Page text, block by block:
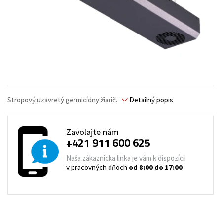
Stropový uzavretý germicídny žiarič. Detailný popis
Zavolajte nám
+421 911 600 625
Naša zákaznícka linka je vám k dispozícii
v pracovných dňoch od 8:00 do 17:00